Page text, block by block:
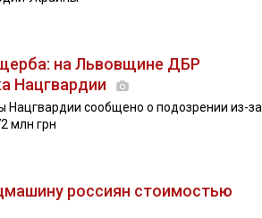
на Львовщине ДБР
Нацгвардии
сообщено о подозрении из-за
млн грн
россиян стоимостью